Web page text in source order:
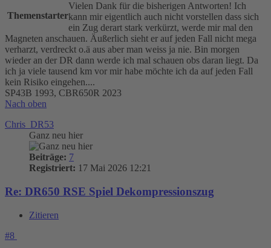
Themenstarter
Vielen Dank für die bisherigen Antworten! Ich
kann mir eigentlich auch nicht vorstellen dass sich
ein Zug derart stark verkürzt, werde mir mal den
Magneten anschauen. Äußerlich sieht er auf jeden Fall nicht mega
verharzt, verdreckt o.ä aus aber man weiss ja nie. Bin morgen
wieder an der DR dann werde ich mal schauen obs daran liegt. Da
ich ja viele tausend km vor mir habe möchte ich da auf jeden Fall
kein Risiko eingehen....
SP43B 1993, CBR650R 2023
Nach oben
Chris_DR53
Ganz neu hier
Beiträge: 7
Registriert: 17 Mai 2026 12:21
Re: DR650 RSE Spiel Dekompressionszug
Zitieren
#8